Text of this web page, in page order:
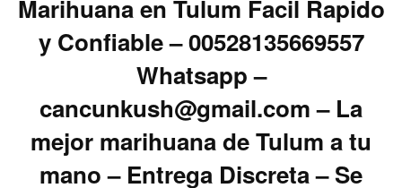
Marihuana en Tulum Facil Rapido
y Confiable – 00528135669557
Whatsapp –
cancunkush@gmail.com – La
mejor marihuana de Tulum a tu
mano – Entrega Discreta – Se